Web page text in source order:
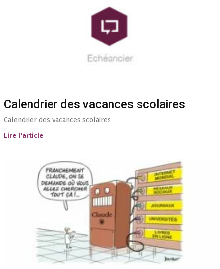
Calendrier des vacances scolaires
Calendrier des vacances scolaires
Lire l'article